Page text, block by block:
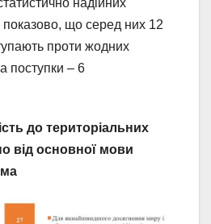
надійних
показово, що серед них 12
проти жодних
поступки – 6
до територіальних
від основної мови